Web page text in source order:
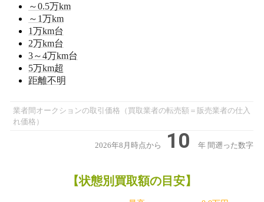
～0.5万km
～1万km
1万km台
2万km台
3～4万km台
5万km超
距離不明
業者間オークションの取引価格（買取業者の転売額＝販売業者の仕入
れ価格）
2026年8月時点から 10 年 間遡った数字
【状態別買取額の目安】